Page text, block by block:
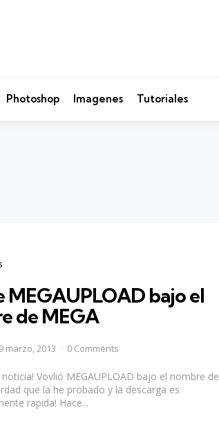
Photoshop Imagenes Tutoriales
MEGAUPLOAD bajo el
de MEGA
9 marzo, 2013 0 Comments
Vovlió MEGAUPLOAD bajo el nombre de
que la he probado y la descarga es
rapida! Hace...